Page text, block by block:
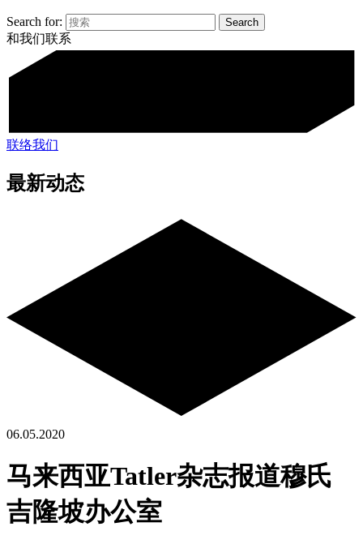
Search for:
和我们联系
联络我们
最新动态
06.05.2020
马来西亚Tatler杂志报道穆氏
吉隆坡办公室